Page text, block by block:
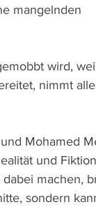
mangelnden
wird,
nimmt
Mohamed
und Fiktion
machen,
sondern